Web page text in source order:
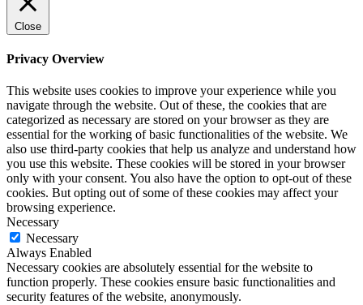
Close
Privacy Overview
This website uses cookies to improve your experience while you
navigate through the website. Out of these, the cookies that are
categorized as necessary are stored on your browser as they are
essential for the working of basic functionalities of the website. We
also use third-party cookies that help us analyze and understand how
you use this website. These cookies will be stored in your browser
only with your consent. You also have the option to opt-out of these
cookies. But opting out of some of these cookies may affect your
browsing experience.
Necessary
Necessary
Always Enabled
Necessary cookies are absolutely essential for the website to
function properly. These cookies ensure basic functionalities and
security features of the website, anonymously.